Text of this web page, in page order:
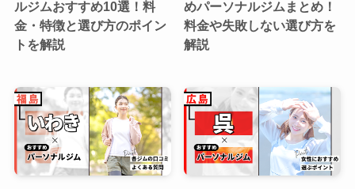
ルジムおすすめ10選！料
金・特徴と選び方のポイン
トを解説
めパーソナルジムまとめ！
料金や失敗しない選び方を
解説